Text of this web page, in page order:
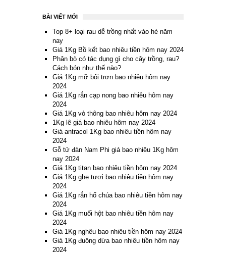
BÀI VIẾT MỚI
Top 8+ loại rau dễ trồng nhất vào hè năm
nay
Giá 1Kg Bồ kết bao nhiêu tiền hôm nay 2024
Phân bò có tác dụng gì cho cây trồng, rau?
Cách bón như thế nào?
Giá 1Kg mỡ bôi trơn bao nhiêu hôm nay
2024
Giá 1Kg rắn cạp nong bao nhiêu hôm nay
2024
Giá 1Kg vỏ thông bao nhiêu hôm nay 2024
1Kg lê giá bao nhiêu hôm nay 2024
Giá antracol 1Kg bao nhiêu tiền hôm nay
2024
Gỗ tử đàn Nam Phi giá bao nhiêu 1Kg hôm
nay 2024
Giá 1Kg titan bao nhiêu tiền hôm nay 2024
Giá 1Kg ghẹ tươi bao nhiêu tiền hôm nay
2024
Giá 1Kg rắn hổ chúa bao nhiêu tiền hôm nay
2024
Giá 1Kg muối hột bao nhiêu tiền hôm nay
2024
Giá 1Kg nghêu bao nhiêu tiền hôm nay 2024
Giá 1Kg đuông dừa bao nhiêu tiền hôm nay
2024